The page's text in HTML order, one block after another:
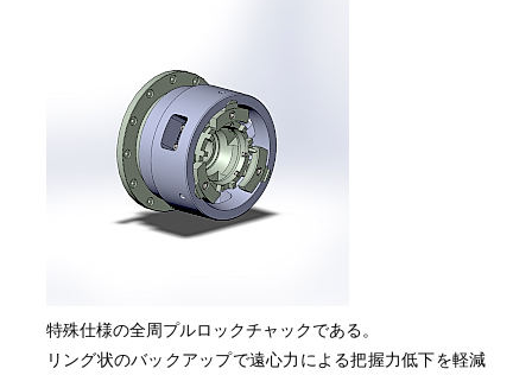
特殊仕様の全周プルロックチャックである。
リング状のバックアップで遠心力による把握力低下を軽減